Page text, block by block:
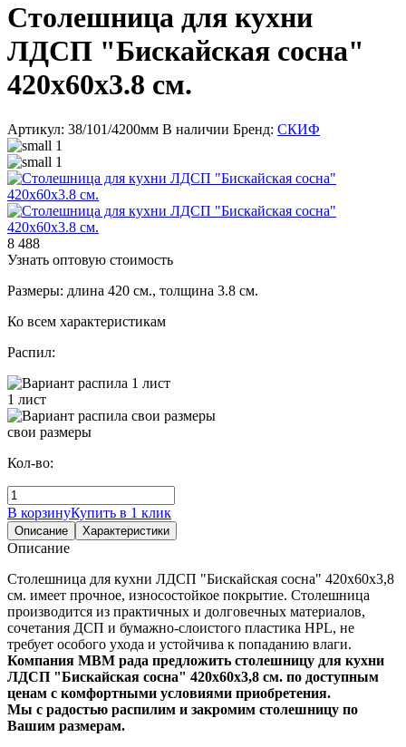
Столешница для кухни
ЛДСП "Бискайская сосна"
420x60x3.8 см.
Артикул: 38/101/4200мм В наличии Бренд: СКИФ
8 488
Узнать оптовую стоимость
Размеры: длина 420 см., толщина 3.8 см.
Ко всем характеристикам
Распил:
1 лист
свои размеры
Кол-во:
В корзинуКупить в 1 клик
Описание Характеристики
Описание
Столешница для кухни ЛДСП "Бискайская сосна" 420х60х3,8
см. имеет прочное, износостойкое покрытие. Столешница
производится из практичных и долговечных материалов,
сочетания ДСП и бумажно-слоистого пластика HPL, не
требует особого ухода и устойчива к попаданию влаги.
Компания МВМ рада предложить столешницу для кухни
ЛДСП "Бискайская сосна" 420х60х3,8 см. по доступным
ценам с комфортными условиями приобретения.
Мы с радостью распилим и закромим столешницу по
Вашим размерам.